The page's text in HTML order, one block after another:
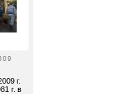
г.
г. в